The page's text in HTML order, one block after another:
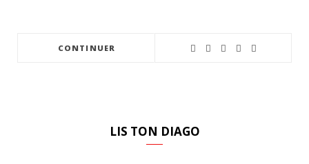
CONTINUER
LIS TON DIAGO